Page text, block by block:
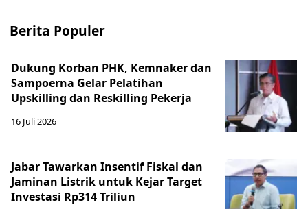
Berita Populer
Dukung Korban PHK, Kemnaker dan
Sampoerna Gelar Pelatihan
Upskilling dan Reskilling Pekerja
16 Juli 2026
Jabar Tawarkan Insentif Fiskal dan
Jaminan Listrik untuk Kejar Target
Investasi Rp314 Triliun